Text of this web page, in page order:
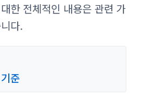
한 전체적인 내용은 관련 가
다.
준